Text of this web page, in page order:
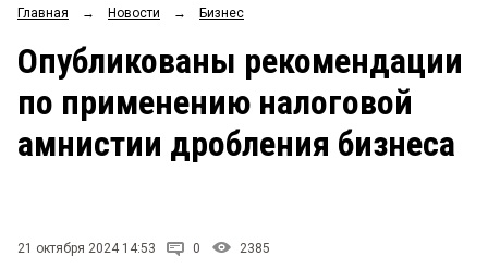
ОБЩЕСТВО
ЗАКОН
НОВОСТИ КОМПАНИЙ
Рейтинги
Блоги
Архив
Главная → Новости → Бизнес
Опубликованы рекомендации
по применению налоговой
амнистии дробления бизнеса
21 октября 2024 14:53 0 2385